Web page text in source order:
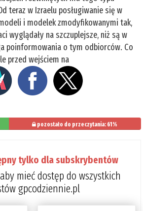
teraz w Izraelu posługiwanie się w
i modelek zmodyfikowanymi tak,
wyglądały na szczuplejsze, niż są w
poinformowania o tym odbiorców. Co
przed wejściem na
pozostało do przeczytania: 61%
tylko dla subskrybentów
aby mieć dostęp do wszystkich
gpcodziennie.pl